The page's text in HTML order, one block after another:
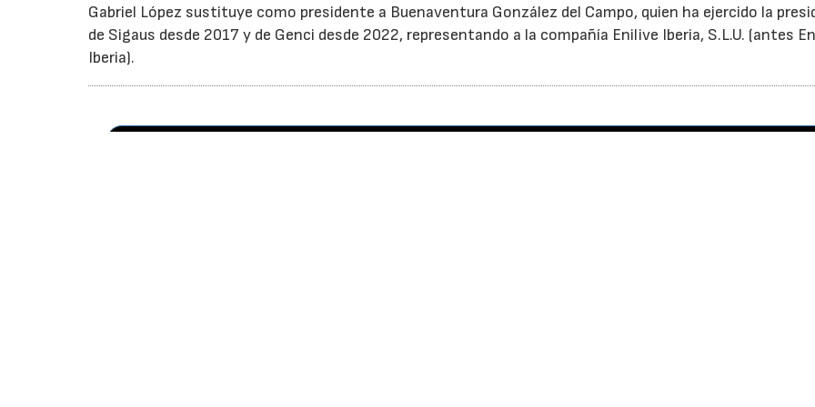
Gabriel López sustituye como presidente a Buenaventura González del Campo, quien ha ejercido la
de Sigaus desde 2017 y de Genci desde 2022, representando a la compañía Enilive Iberia, S.L.U. (antes
Iberia).